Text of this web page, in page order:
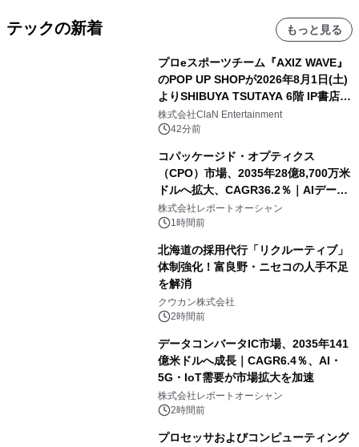
テックの新着 もっと見る
プロeスポーツチーム『AXIZ WAVE』
のPOP UP SHOPが2026年8月1日(土)
よりSHIBUYA TSUTAYA 6階 IP書店で
開催決定！！
株式会社ClaN Entertainment
42分前
コパッケージド・オプティクス
（CPO）市場、2035年28億8,700万米
ドルへ拡大、CAGR36.2％｜AIデータ
センター・高速光通信需要が成長を加
速
株式会社レポートオーシャン
1時間前
北海道の採用代行「リクルーティブ」
体制強化！富良野・ニセコの人手不足
を解消
クウカン株式会社
2時間前
データコンバータIC市場、2035年141
億米ドルへ成長｜CAGR6.4％、AI・
5G・IoT需要が市場拡大を加速
株式会社レポートオーシャン
2時間前
プロセッサおよびコンピューティング